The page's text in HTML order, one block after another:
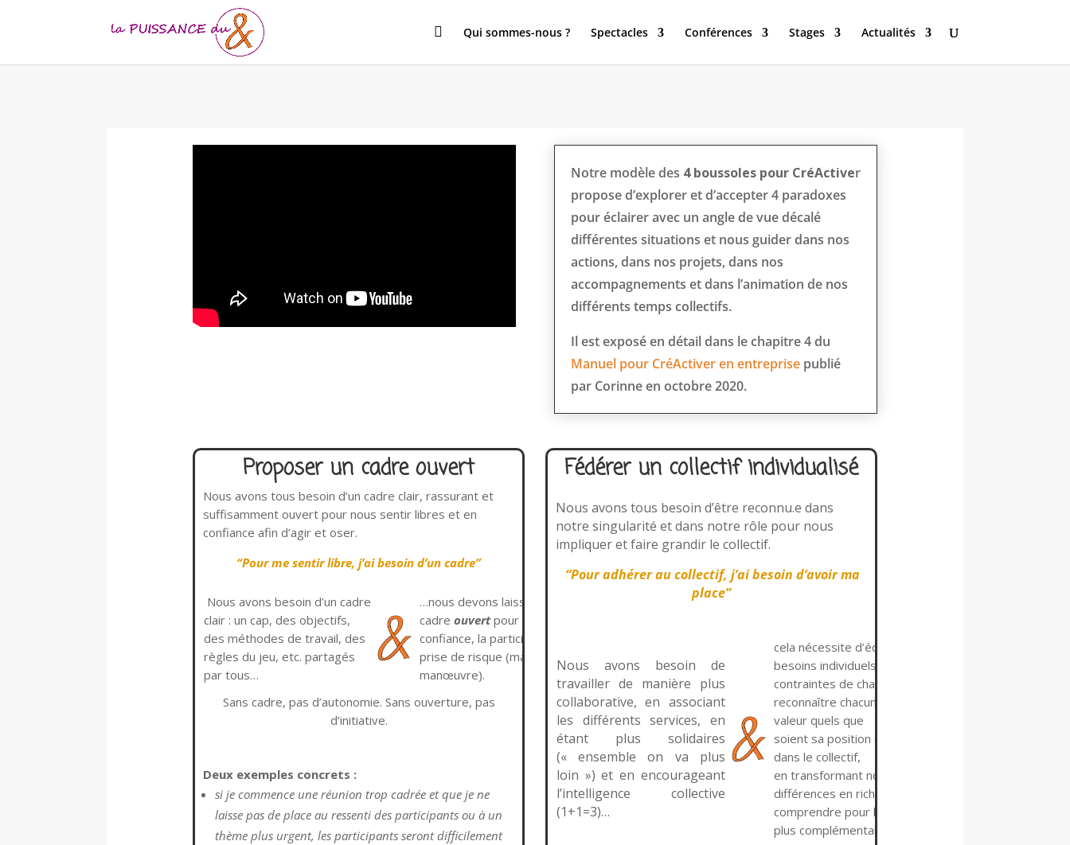
 Qui sommes-nous ? Spectacles Conférences Stages Actualités
Notre modèle des 4 boussoles pour CréActiver
propose d’explorer et d’accepter 4 paradoxes
pour éclairer avec un angle de vue décalé
différentes situations et nous guider dans nos
actions, dans nos projets, dans nos
accompagnements et dans l’animation de nos
différents temps collectifs.
Il est exposé en détail dans le chapitre 4 du
Manuel pour CréActiver en entreprisepublié
par Corinne en octobre 2020.
Proposer un cadre ouvert
Nous avons tous besoin d’un cadre clair, rassurant et
suffisamment ouvert pour nous sentir libres et en
confiance afin d’agir et oser.
“Pour me sentir libre, j’ai besoin d’un cadre”
Nous avons besoin d’un cadre
clair : un cap, des objectifs,
des méthodes de travail, des
règles du jeu, etc. partagés
par tous…
…nous devons laisser ce
cadre ouvertpour générer la
confiance, la participation et la
prise de risque (marge de
manœuvre).
Sans cadre, pas d’autonomie. Sans ouverture, pas
d’initiative.
Deux exemples concrets :
si je commence une réunion trop cadrée et que je ne
laisse pas de place au ressenti des participants ou à un
thème plus urgent, les participants seront difficilement
Fédérer un collectif individualisé
Nous avons tous besoin d’être reconnu.e dans
notre singularité et dans notre rôle pour nous
impliquer et faire grandir le collectif.
“Pour adhérer au collectif, j’ai besoin d’avoir ma
place”
Nous avons besoin de
travailler de manière plus
collaborative, en associant
les différents services, en
étant plus solidaires
(« ensemble on va plus
loin ») et en encourageant
l’intelligence collective
(1+1=3)…
cela nécessite d’écouter les
besoins individuels et les
contraintes de chacun,
reconnaître chacun à sa juste
valeur quels que
soient sa position et son rôle
dans le collectif,
en transformant nos
différences en richesses (les
comprendre pour les rendre
plus complémentaires).